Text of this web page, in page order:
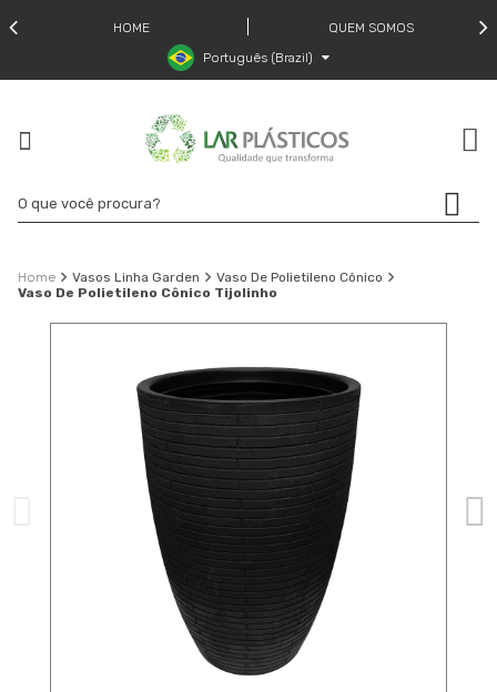
HOME
QUEM SOMOS
Português (Brazil)
Vasos Linha Garden
Vaso De Polietileno Cônico
Vaso De Polietileno Cônico Tijolinho